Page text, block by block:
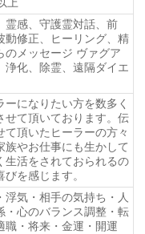
上
霊感、守護霊対話、前
動修正、ヒーリング、精
のメッセージ ヴァグア
浄化、除霊、遠隔ダイエ
ーになりたい方を数多く
せて頂いております。伝
て頂いたヒーラーの方々
族やお仕事にも生かして
生活をされておられるの
びを感じます。
浮気・相手の気持ち・人
・心のバランス調整・転
職・将来・金運・開運